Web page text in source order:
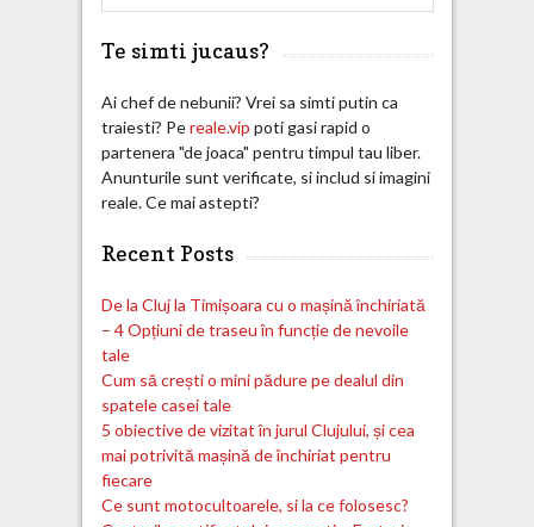
Te simti jucaus?
Ai chef de nebunii? Vrei sa simti putin ca
traiesti? Pereale.vip poti gasi rapid o
partenera "de joaca" pentru timpul tau liber.
Anunturile sunt verificate, si includ si imagini
reale. Ce mai astepti?
Recent Posts
De la Cluj la Timișoara cu o mașină închiriată
– 4 Opțiuni de traseu în funcție de nevoile
tale
Cum să crești o mini pădure pe dealul din
spatele casei tale
5 obiective de vizitat în jurul Clujului, și cea
mai potrivită mașină de închiriat pentru
fiecare
Ce sunt motocultoarele, si la ce folosesc?